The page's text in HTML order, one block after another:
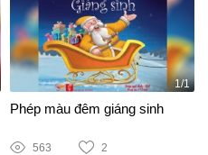
1/1
Phép màu đêm giáng sinh
563 2